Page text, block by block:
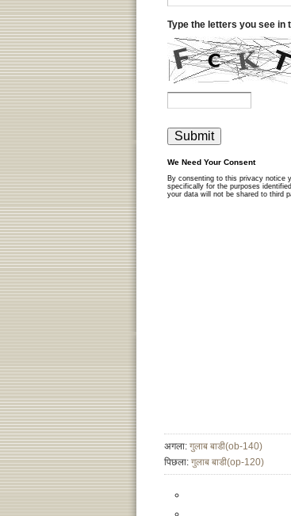
अगला: गुलाब बाडी(ob-140)
पिछला: गुलाब बाडी(op-120)